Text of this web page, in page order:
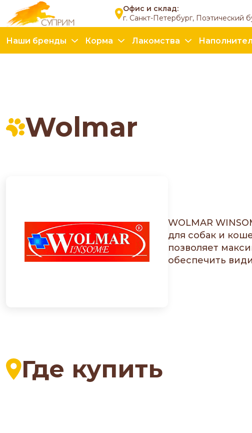
Офис и склад:
г. Санкт-Петербург, Поэтический
Наши бренды Корма Лакомства
Wolmar
WOLMAR
для собак и
позволяет
обеспечить
Где купить